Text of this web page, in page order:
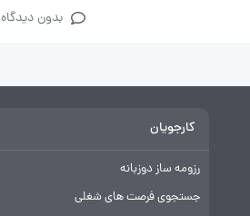
بدون دیدگاه
کارجویان
رزومه ساز دوزبانه
جستجوی فرصت های شغلی